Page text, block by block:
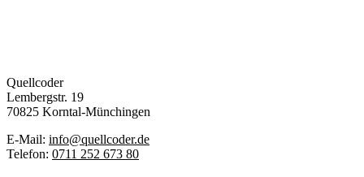
Quellcoder
Lembergstr. 19
70825 Korntal-Münchingen
E-Mail: info@quellcoder.de
Telefon: 0711 252 673 80